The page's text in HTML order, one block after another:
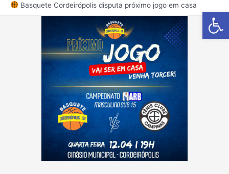
Barra de
Basquete Cordeirópolis disputa próximo jogo em casa